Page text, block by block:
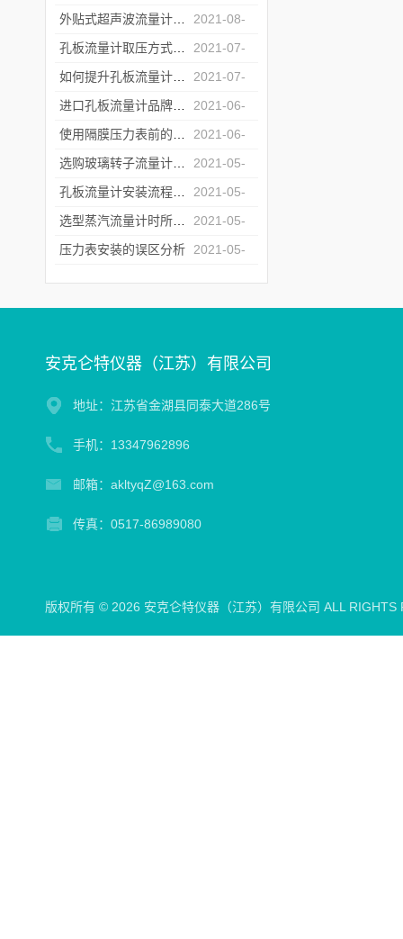
07
2021-08-
20
2021-07-
23
2021-07-
06
2021-06-
17
2021-06-
04
2021-05-
26
2021-05-
17
2021-05-
12
压力表安装的误区分析
2021-05-
安克仑特仪器（江苏）有限公司
地址：江苏省金湖县同泰大道286号
手机：13347962896
邮箱：akltyqZ@163.com
传真：0517-86989080
版权所有 © 2026 安克仑特仪器（江苏）有限公司 ALL RIGHTS